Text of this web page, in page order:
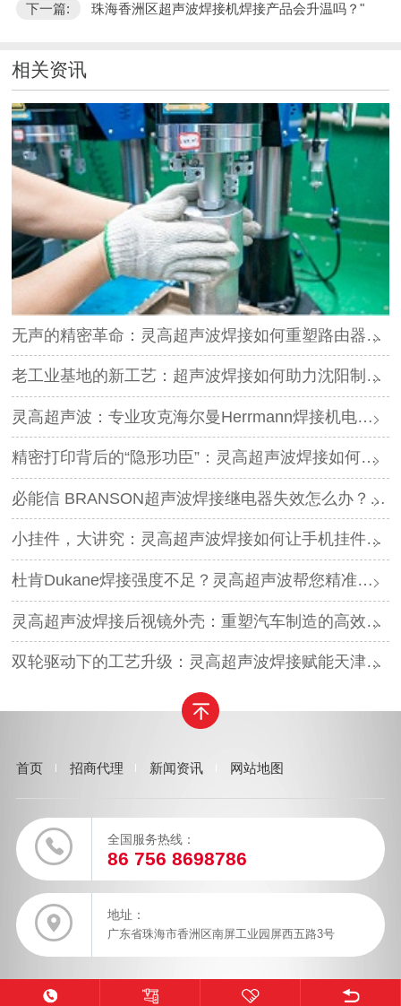
下一篇:
珠海香洲区超声波焊接机焊接产品会升温吗？"
相关资讯
无声的精密革命：灵高超声波焊接如何重塑路由器外壳制造？
老工业基地的新工艺：超声波焊接如何助力沈阳制造转型？
灵高超声波：专业攻克海尔曼Herrmann焊接机电路板短路难题
精密打印背后的“隐形功臣”：灵高超声波焊接如何让喷墨头支架更可靠？
必能信 BRANSON超声波焊接继电器失效怎么办？灵高超声波“四步维修法”精准破局
小挂件，大讲究：灵高超声波焊接如何让手机挂件更“抗造”？
杜肯Dukane焊接强度不足？灵高超声波帮您精准破局
灵高超声波焊接后视镜外壳：重塑汽车制造的高效与美学
双轮驱动下的工艺升级：灵高超声波焊接赋能天津汽车与电子产业
首页 招商代理 新闻资讯 网站地图
全国服务热线：
86 756 8698786
地址：
广东省珠海市香洲区南屏工业园屏西五路3号